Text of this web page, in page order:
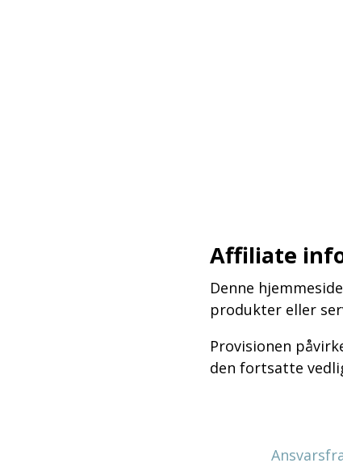
Affiliate
Denne
produkter eller
Provisionen
den fortsatte